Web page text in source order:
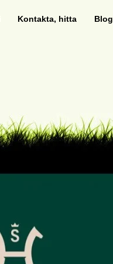
Kontakta, hitta